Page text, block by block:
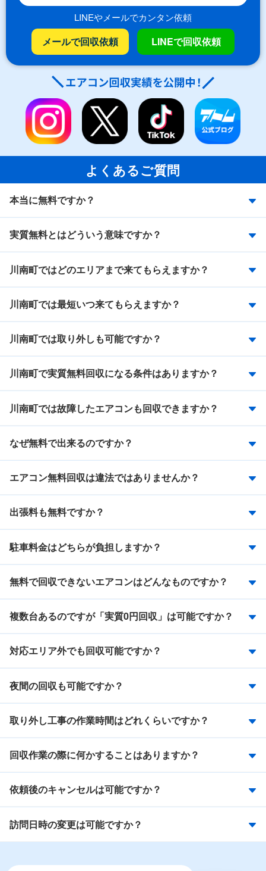
LINEやメールでカンタン依頼
メールで回収依頼 LINEで回収依頼
よくあるご質問
本当に無料ですか？
実質無料とはどういう意味ですか？
川南町ではどのエリアまで来てもらえますか？
川南町では最短いつ来てもらえますか？
川南町では取り外しも可能ですか？
川南町で実質無料回収になる条件はありますか？
川南町では故障したエアコンも回収できますか？
なぜ無料で出来るのですか？
エアコン無料回収は違法ではありませんか？
出張料も無料ですか？
駐車料金はどちらが負担しますか？
無料で回収できないエアコンはどんなものですか？
複数台あるのですが「実質0円回収」は可能ですか？
対応エリア外でも回収可能ですか？
夜間の回収も可能ですか？
取り外し工事の作業時間はどれくらいですか？
回収作業の際に何かすることはありますか？
依頼後のキャンセルは可能ですか？
訪問日時の変更は可能ですか？